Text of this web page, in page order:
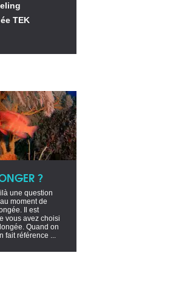
TEK
?
une question
moment de
Il est
vous avez choisi
Quand on
fait référence ...